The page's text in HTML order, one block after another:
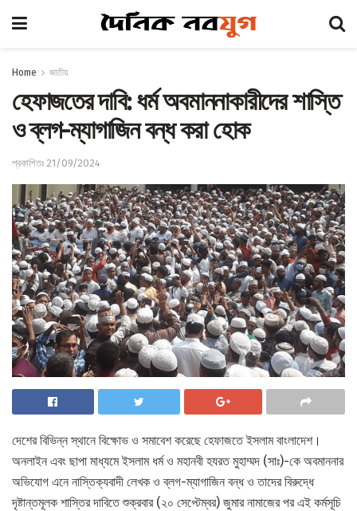
Home জাতীয়
হেফাজতের দাবি: ধর্ম অবমাননাকারীদের শাস্তি
ও ব্লগ-ম্যাগাজিন বন্ধ করা হোক
প্রকাশিতঃ 21/09/2024
দেশের বিভিন্ন স্থানে বিক্ষোভ ও সমাবেশ করেছে হেফাজতে ইসলাম বাংলাদেশ।
অনলাইন এবং ছাপা মাধ্যমে ইসলাম ধর্ম ও মহানবী হযরত মুহাম্মদ (সাঃ)-কে অবমাননার
অভিযোগ এনে নাস্তিক্যবাদী লেখক ও ব্লগ-ম্যাগাজিন বন্ধ ও তাদের বিরুদ্ধে
দৃষ্টান্তমূলক শাস্তির দাবিতে শুক্রবার (২০ সেপ্টেম্বর) জুমার নামাজের পর এই কর্মসূচি